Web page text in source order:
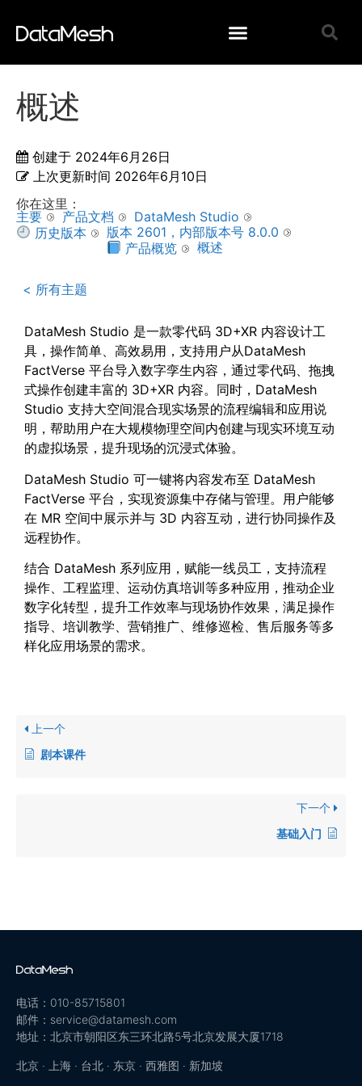
概述
创建于 2024年6月26日
上次更新时间 2026年6月10日
你在这里：
主要
产品文档
DataMesh Studio
历史版本
版本 2601，内部版本号 8.0.0
产品概览
概述
< 所有主题
DataMesh Studio 是一款零代码 3D+XR 内容设计工
具，操作简单、高效易用，支持用户从DataMesh
FactVerse 平台导入数字孪生内容，通过零代码、拖拽
式操作创建丰富的 3D+XR 内容。同时，DataMesh
Studio 支持大空间混合现实场景的流程编辑和应用说
明，帮助用户在大规模物理空间内创建与现实环境互动
的虚拟场景，提升现场的沉浸式体验。
DataMesh Studio 可一键将内容发布至 DataMesh
FactVerse 平台，实现资源集中存储与管理。用户能够
在 MR 空间中展示并与 3D 内容互动，进行协同操作及
远程协作。
结合 DataMesh 系列应用，赋能一线员工，支持流程
操作、工程监理、运动仿真培训等多种应用，推动企业
数字化转型，提升工作效率与现场协作效果，满足操作
指导、培训教学、营销推广、维修巡检、售后服务等多
样化应用场景的需求。
上一个
剧本课件
下一个
基础入门
电话：010-85715801
邮件：service@datamesh.com
地址：北京市朝阳区东三环北路5号北京发展大厦1718
北京 · 上海 · 台北 · 东京 · 西雅图 · 新加坡